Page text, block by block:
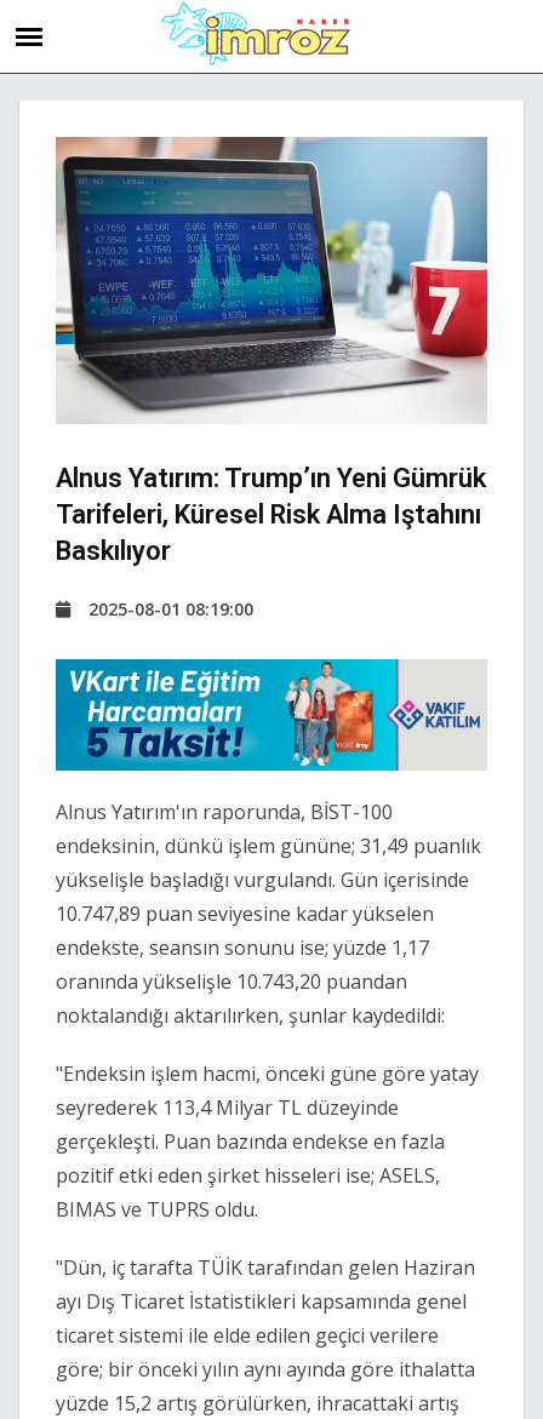
Alnus Yatırım: Trump’ın Yeni Gümrük
Tarifeleri, Küresel Risk Alma Iştahını
Baskılıyor
2025-08-01 08:19:00
Alnus Yatırım'ın raporunda, BİST-100
endeksinin, dünkü işlem gününe; 31,49 puanlık
yükselişle başladığı vurgulandı. Gün içerisinde
10.747,89 puan seviyesine kadar yükselen
endekste, seansın sonunu ise; yüzde 1,17
oranında yükselişle 10.743,20 puandan
noktalandığı aktarılırken, şunlar kaydedildi:
"Endeksin işlem hacmi, önceki güne göre yatay
seyrederek 113,4 Milyar TL düzeyinde
gerçekleşti. Puan bazında endekse en fazla
pozitif etki eden şirket hisseleri ise; ASELS,
BIMAS ve TUPRS oldu.
"Dün, iç tarafta TÜİK tarafından gelen Haziran
ayı Dış Ticaret İstatistikleri kapsamında genel
ticaret sistemi ile elde edilen geçici verilere
göre; bir önceki yılın aynı ayında göre ithalatta
yüzde 15,2 artış görülürken, ihracattaki artış